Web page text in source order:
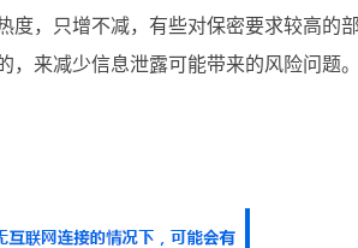
度，只增不减，有些对保密要求较高的
，来减少信息泄露可能带来的风险问题。